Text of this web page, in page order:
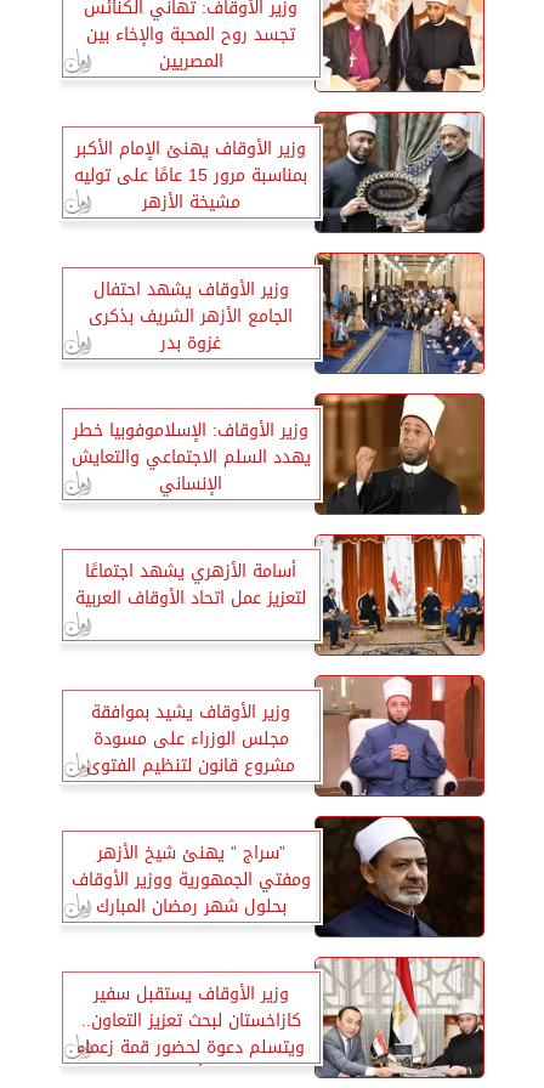
وزير الأوقاف: تهاني الكنائس
تجسد روح المحبة والإخاء بين
المصريين
وزير الأوقاف يهنئ الإمام الأكبر
بمناسبة مرور 15 عامًا على توليه
مشيخة الأزهر
وزير الأوقاف يشهد احتفال
الجامع الأزهر الشريف بذكرى
غزوة بدر
وزير الأوقاف: الإسلاموفوبيا خطر
يهدد السلم الاجتماعي والتعايش
الإنساني
أسامة الأزهري يشهد اجتماعًا
لتعزيز عمل اتحاد الأوقاف العربية
وزير الأوقاف يشيد بموافقة
مجلس الوزراء على مسودة
مشروع قانون لتنظيم الفتوى
”سراج ” يهنئ شيخ الأزهر
ومفتي الجمهورية ووزير الأوقاف
بحلول شهر رمضان المبارك
وزير الأوقاف يستقبل سفير
كازاخستان لبحث تعزيز التعاون..
ويتسلم دعوة لحضور قمة زعماء
الأديان